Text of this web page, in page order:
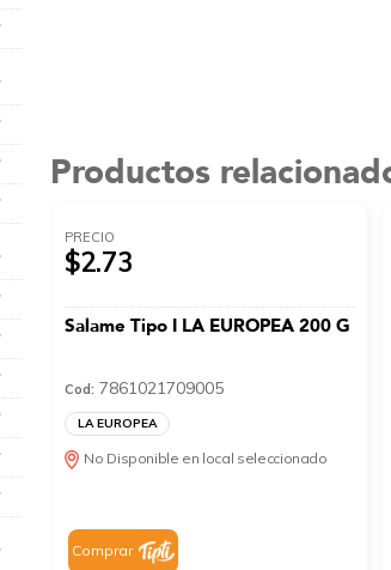
Productos
PRECIO
$2.73
Salame Tipo I LA EUROPEA 200 G
Cod: 7861021709005
LA EUROPEA
No Disponible en local seleccionado
Comprar